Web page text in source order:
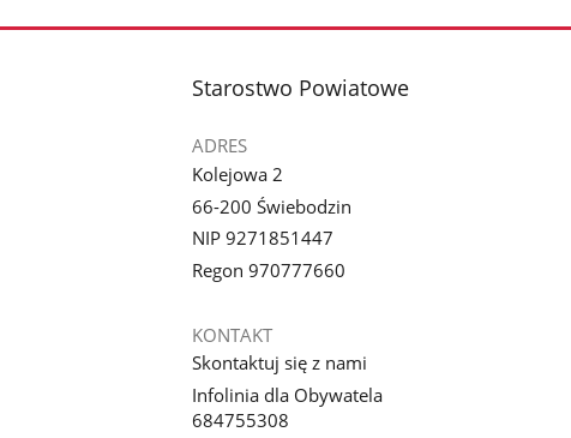
stopka
Starostwo Powiatowe
ADRES
Kolejowa 2
66-200 Świebodzin
NIP 9271851447
Regon 970777660
KONTAKT
Skontaktuj się z nami
Infolinia dla Obywatela
684755308